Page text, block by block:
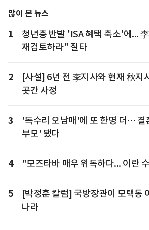
많이 본 뉴스
1
청년층 반발 'ISA 혜택 축소'에...
재검토하라" 질타
2
[사설] 6년 전 李지사와 현재 秋지
곳간 사정
3
'독수리 오남매'에 또 한명 더… 결
부모' 됐다
4 "모즈타바 매우 위독하다... 이란
5
[박정훈 칼럼] 국방장관이 모택동
나라